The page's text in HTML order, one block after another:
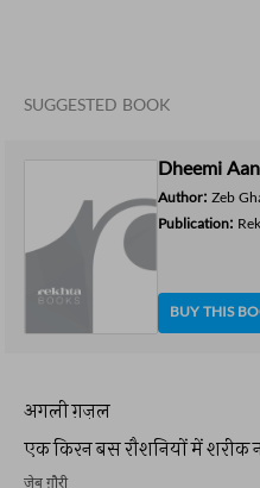
SUGGESTED BOOK
Dheemi
Author: Zeb
Publication:
BUY THIS
अगली ग़ज़ल
एक किरन बस रौशनियों में शरीक